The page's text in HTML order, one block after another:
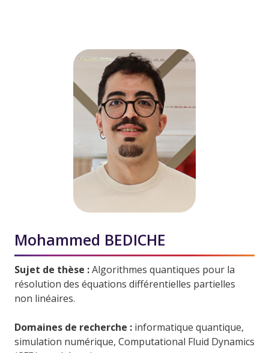
Mohammed BEDICHE
Sujet de thèse :Algorithmes quantiques pour la
résolution des équations différentielles partielles
non linéaires.
Domaines de recherche : informatique quantique,
simulation numérique, Computational Fluid Dynamics